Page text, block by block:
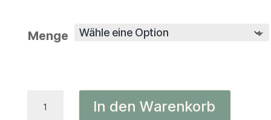
Menge
Putenhälse
In den Warenkorb